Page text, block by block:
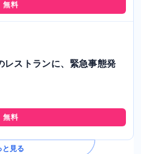
無料
レストランに、緊急事態発
無料
と見る